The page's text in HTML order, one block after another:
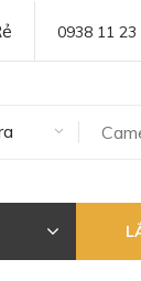
0938 11 23